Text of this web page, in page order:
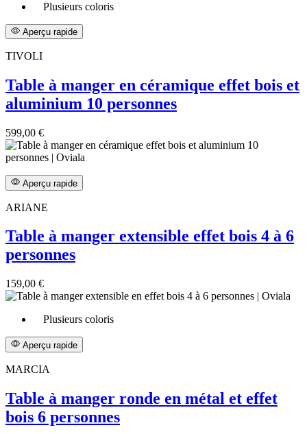
Plusieurs coloris
Aperçu rapide
TIVOLI
Table à manger en céramique effet bois et
aluminium 10 personnes
599,00 €
Aperçu rapide
ARIANE
Table à manger extensible effet bois 4 à 6
personnes
159,00 €
Plusieurs coloris
Aperçu rapide
MARCIA
Table à manger ronde en métal et effet
bois 6 personnes